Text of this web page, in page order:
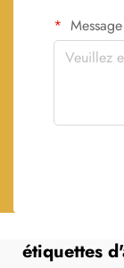
Message
étiquettes